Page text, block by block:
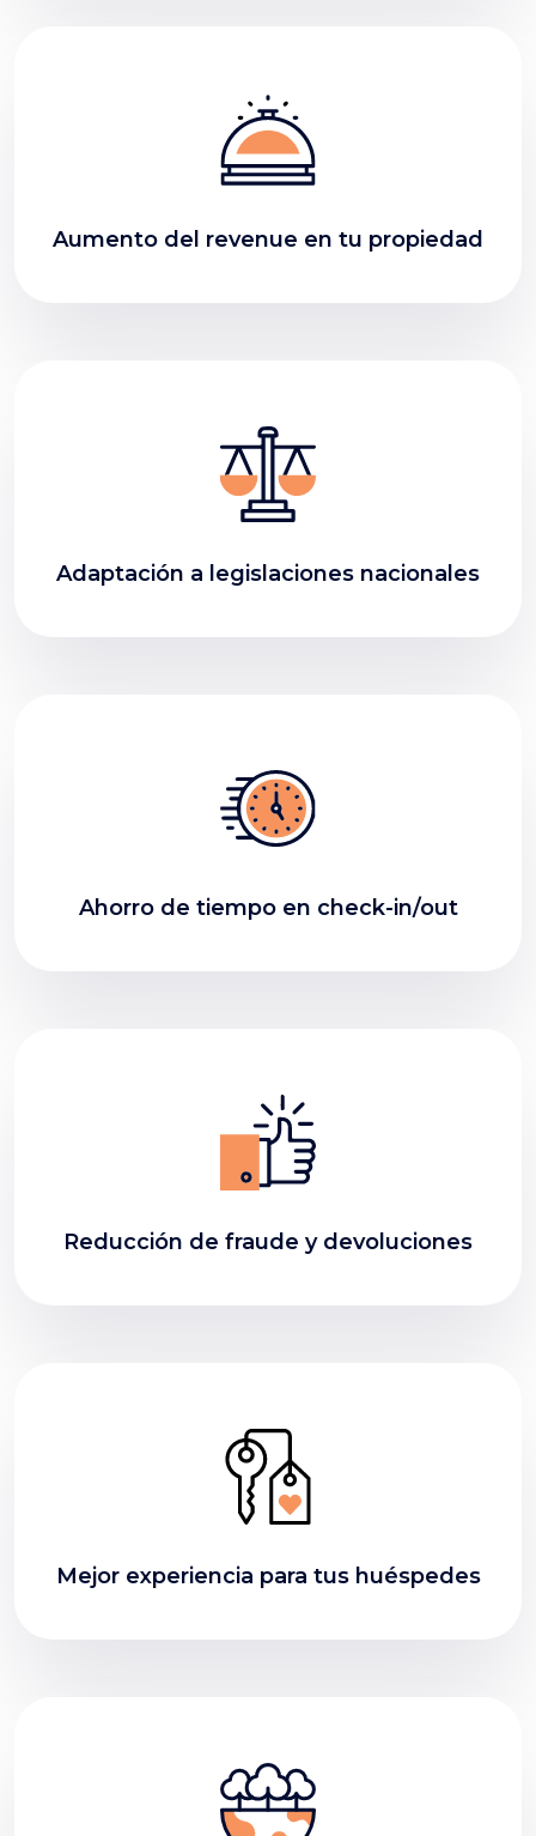
Aumento del revenue en tu propiedad
Adaptación a legislaciones nacionales
Ahorro de tiempo en check-in/out
Reducción de fraude y devoluciones
Mejor experiencia para tus huéspedes